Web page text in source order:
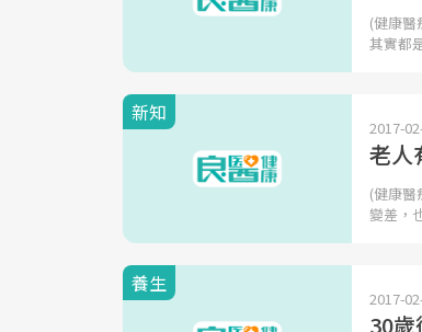
(健康醫
其實都
新知
2017-
老
(健康醫
變差，
養生
2017-
30